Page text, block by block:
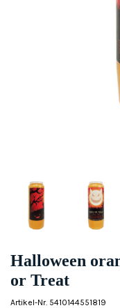
Halloween
or Treat
Artikel-Nr. 5410144551819